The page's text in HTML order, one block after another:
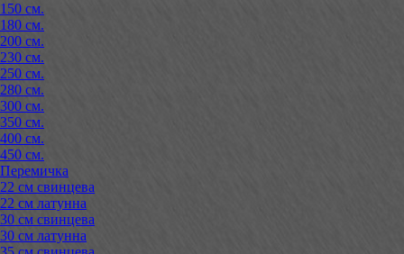
150 см.
180 см.
200 см.
230 см.
250 см.
280 см.
300 см.
350 см.
400 см.
450 см.
Перемичка
22 см свинцева
22 см латунна
30 см свинцева
30 см латунна